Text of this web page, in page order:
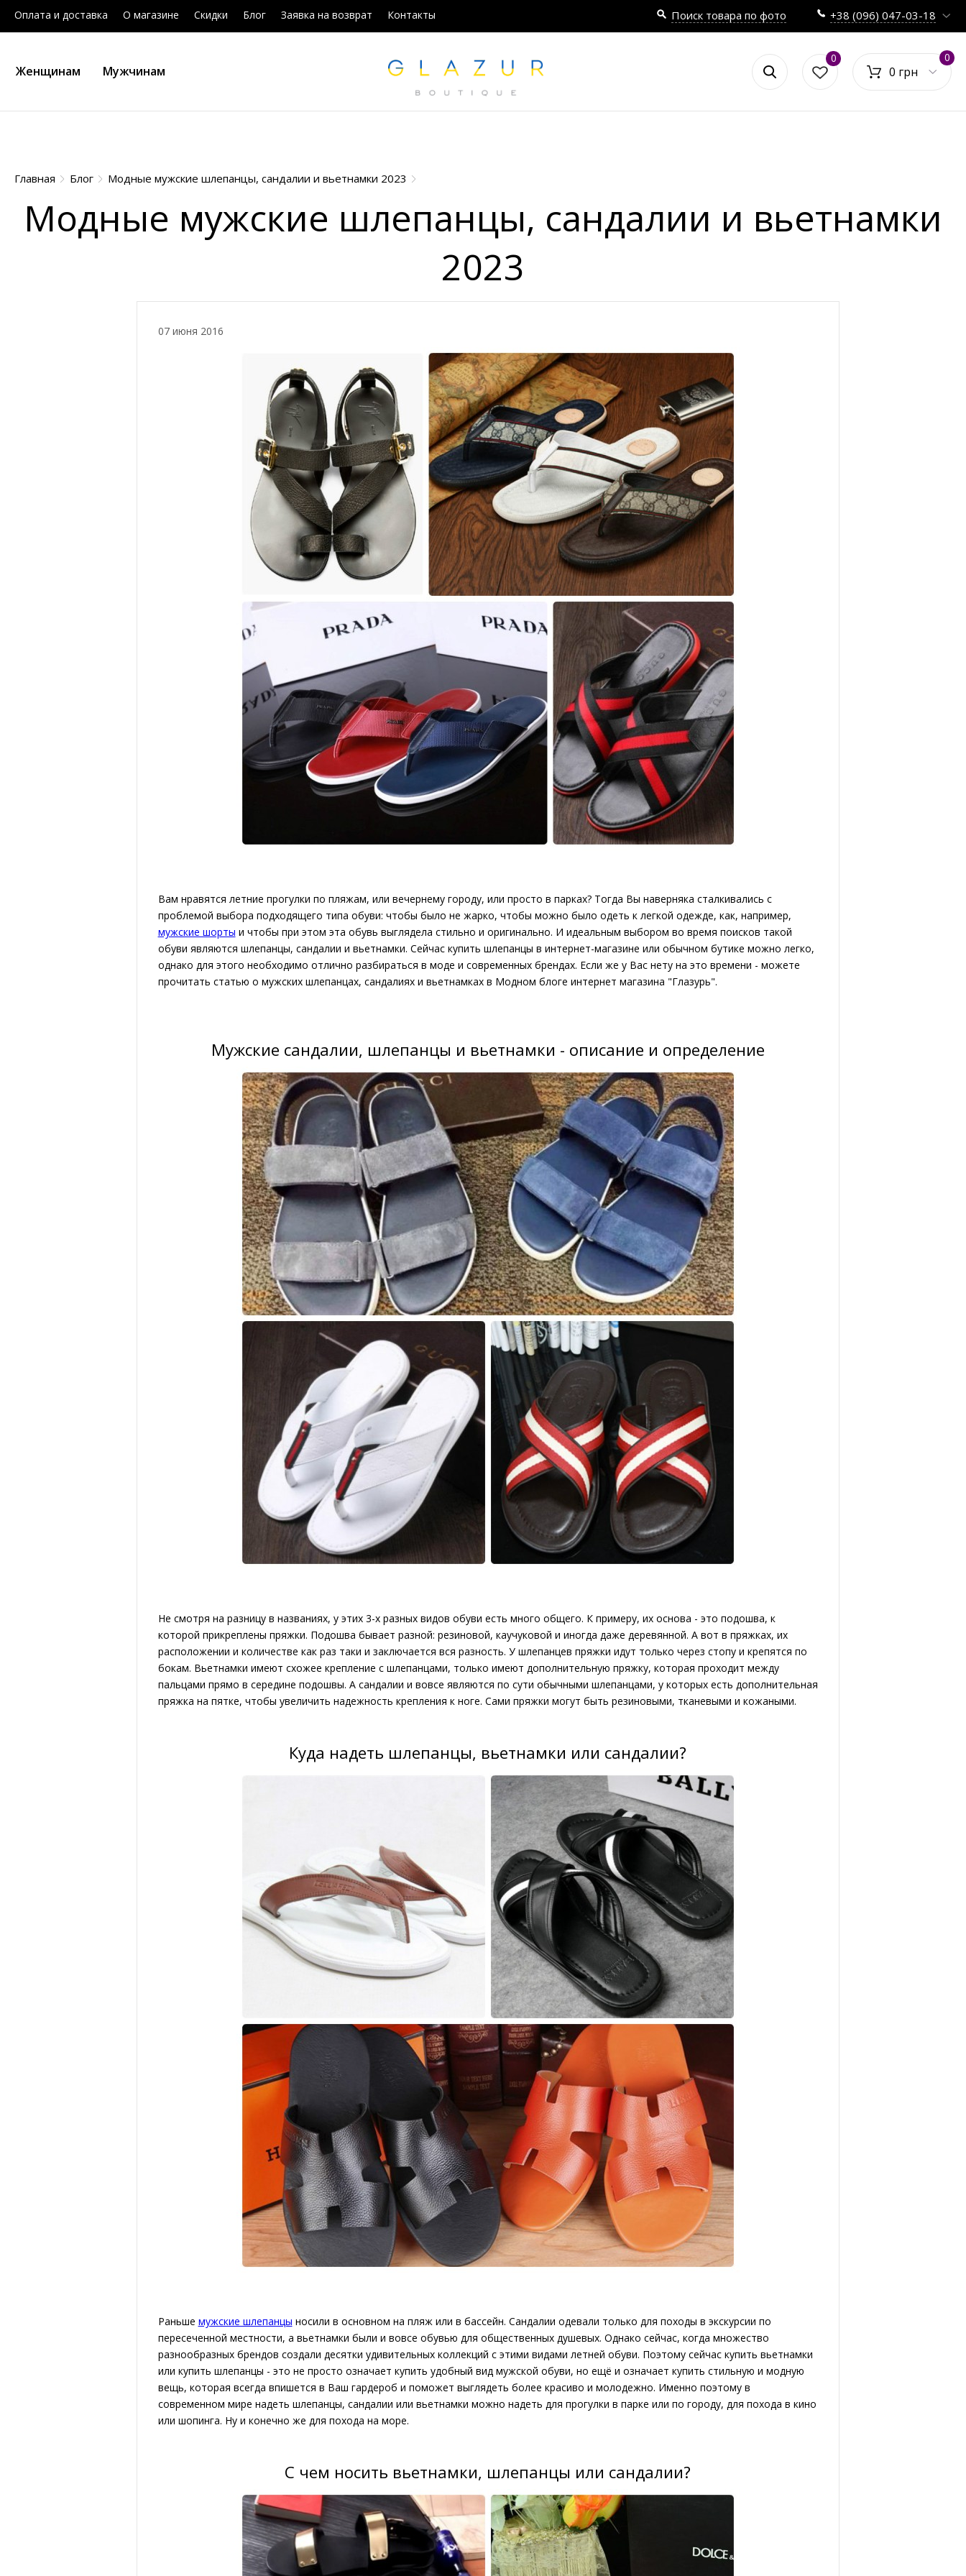
Оплата и доставка О магазине Скидки Блог Заявка на возврат Контакты Поиск товара по фото +38 (096) 047-03-18
Женщинам Мужчинам
0
0 грн
0
Главная Блог Модные мужские шлепанцы, сандалии и вьетнамки 2023
Модные мужские шлепанцы, сандалии и вьетнамки
2023
07 июня 2016
Вам нравятся летние прогулки по пляжам, или вечернему городу, или просто в парках? Тогда Вы наверняка сталкивались с
проблемой выбора подходящего типа обуви: чтобы было не жарко, чтобы можно было одеть к легкой одежде, как, например,
мужские шорты и чтобы при этом эта обувь выглядела стильно и оригинально. И идеальным выбором во время поисков такой
обуви являются шлепанцы, сандалии и вьетнамки. Сейчас купить шлепанцы в интернет-магазине или обычном бутике можно легко,
однако для этого необходимо отлично разбираться в моде и современных брендах. Если же у Вас нету на это времени - можете
прочитать статью о мужских шлепанцах, сандалиях и вьетнамках в Модном блоге интернет магазина "Глазурь".
Мужские сандалии, шлепанцы и вьетнамки - описание и определение
Не смотря на разницу в названиях, у этих 3-х разных видов обуви есть много общего. К примеру, их основа - это подошва, к
которой прикреплены пряжки. Подошва бывает разной: резиновой, каучуковой и иногда даже деревянной. А вот в пряжках, их
расположении и количестве как раз таки и заключается вся разность. У шлепанцев пряжки идут только через стопу и крепятся по
бокам. Вьетнамки имеют схожее крепление с шлепанцами, только имеют дополнительную пряжку, которая проходит между
пальцами прямо в середине подошвы. А сандалии и вовсе являются по сути обычными шлепанцами, у которых есть дополнительная
пряжка на пятке, чтобы увеличить надежность крепления к ноге. Сами пряжки могут быть резиновыми, тканевыми и кожаными.
Куда надеть шлепанцы, вьетнамки или сандалии?
Раньше мужские шлепанцы носили в основном на пляж или в бассейн. Сандалии одевали только для походы в экскурсии по
пересеченной местности, а вьетнамки были и вовсе обувью для общественных душевых. Однако сейчас, когда множество
разнообразных брендов создали десятки удивительных коллекций с этими видами летней обуви. Поэтому сейчас купить вьетнамки
или купить шлепанцы - это не просто означает купить удобный вид мужской обуви, но ещё и означает купить стильную и модную
вещь, которая всегда впишется в Ваш гардероб и поможет выглядеть более красиво и молодежно. Именно поэтому в
современном мире надеть шлепанцы, сандалии или вьетнамки можно надеть для прогулки в парке или по городу, для похода в кино
или шопинга. Ну и конечно же для похода на море.
С чем носить вьетнамки, шлепанцы или сандалии?